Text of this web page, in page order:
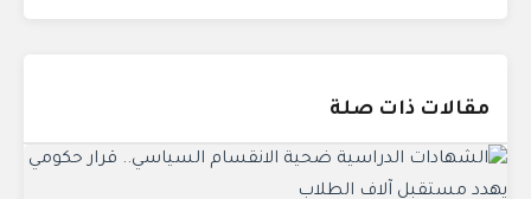
مقالات ذات صلة